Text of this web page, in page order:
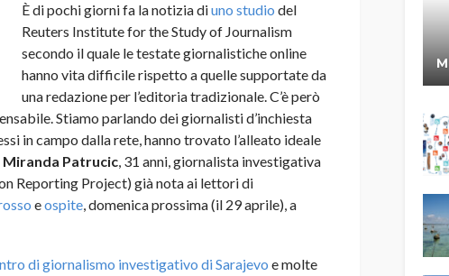
È di pochi giorni fa la notizia diuno studio del
Reuters Institute for the Study of Journalism
secondo il quale le testate giornalistiche online
hanno vita difficile rispetto a quelle supportate da
una redazione per l’editoria tradizionale. C’è però
Stiamo parlando dei giornalisti d’inchiesta
in campo dalla rete, hanno trovato l’alleato ideale
Miranda Patrucic, 31 anni, giornalista investigativa
Reporting Project) già nota ai lettori di
eospite, domenica prossima (il 29 aprile), a
di giornalismo investigativo di Sarajevo e molte